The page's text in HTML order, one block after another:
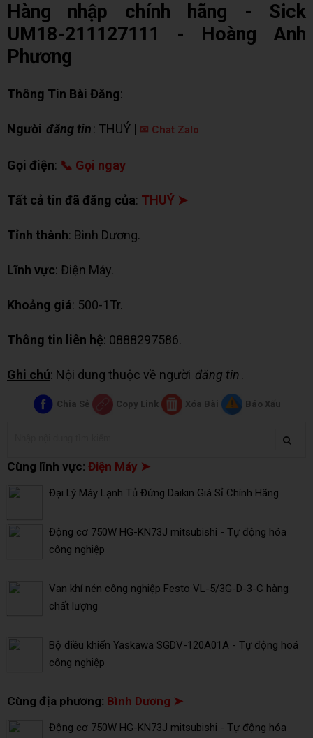
Hàng nhập chính hãng - Sick
UM18-211127111 - Hoàng Anh
Phương
Thông Tin Bài Đăng:
Người đăng tin: THUÝ | ✉ Chat Zalo
Gọi điện: 📞 Gọi ngay
Tất cả tin đã đăng của: THUÝ ➤
Tỉnh thành: Bình Dương.
Lĩnh vực: Điện Máy.
Khoảng giá: 500-1Tr.
Thông tin liên hệ: 0888297586.
Ghi chú: Nội dung thuộc về người đăng tin.
Chia Sẻ Copy Link Xóa Bài Báo Xấu
Cùng lĩnh vực: Điện Máy ➤
Đại Lý Máy Lạnh Tủ Đứng Daikin Giá Sỉ Chính Hãng
Động cơ 750W HG-KN73J mitsubishi - Tự động hóa
công nghiệp
Van khí nén công nghiệp Festo VL-5/3G-D-3-C hàng
chất lượng
Bộ điều khiển Yaskawa SGDV-120A01A - Tự động hoá
công nghiệp
Cùng địa phương: Bình Dương ➤
Động cơ 750W HG-KN73J mitsubishi - Tự động hóa